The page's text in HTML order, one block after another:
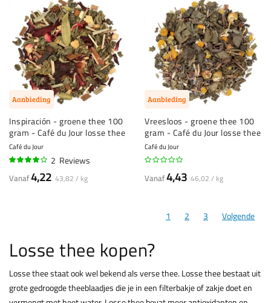
Aanbieding
Inspiración - groene thee 100
gram - Café du Jour losse thee
Café du Jour
2 Reviews
Vanaf4,22 43,82 / kg
Aanbieding
Vreesloos - groene thee 100
gram - Café du Jour losse thee
Café du Jour
Vanaf4,43 46,02 / kg
1 2 3 Volgende
Losse thee kopen?
Losse thee staat ook wel bekend als verse thee. Losse thee bestaat uit
grote gedroogde theeblaadjes die je in een filterbakje of zakje doet en